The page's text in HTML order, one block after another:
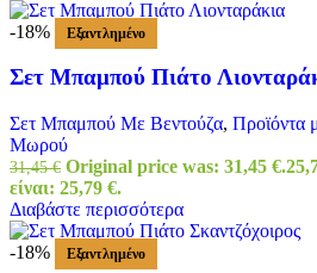
-18% Εξαντλημένο
Σετ Μπαμπού Πιάτο
Σετ Μπαμπού Με Βεντούζα, Προϊόντα
Μωρού
31,45€ Original price was: 31,45 €.
είναι: 25,79 €.
Διαβάστε περισσότερα
-18% Εξαντλημένο